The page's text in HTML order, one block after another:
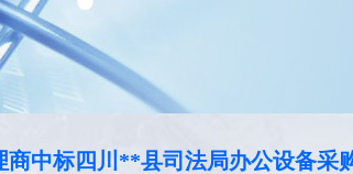
商中标四川**县司法局办公设备采